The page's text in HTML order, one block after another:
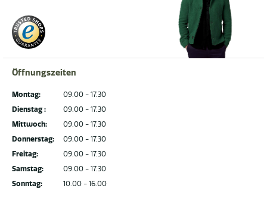
Öffnungszeiten
Montag:
Dienstag :
Mittwoch:
Donnerstag:
Freitag:
Samstag:
Sonntag:
09.00 - 17.30
09.00 - 17.30
09.00 - 17.30
09.00 - 17.30
09.00 - 17.30
09.00 - 17.30
10.00 - 16.00